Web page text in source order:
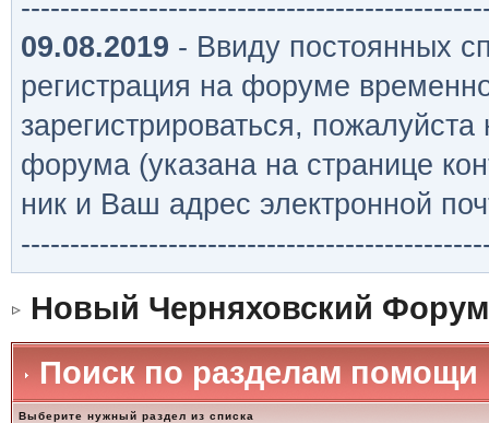
09.08.2019 - Ввиду постоянных
регистрация на форуме
зарегистрироваться,
форума (указана на странице
ник и Ваш адрес электронной
Новый Черняховский Форум
Поиск по разделам помощи
Выберите нужный раздел из списка